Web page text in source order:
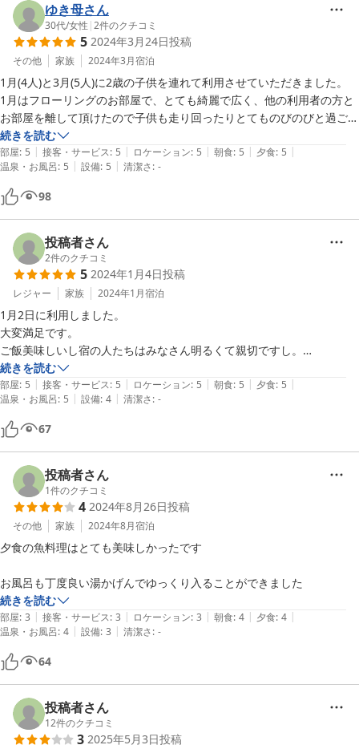
食事のことばかりになってしまいましたが、店先の植物や手作りの造形
物、おかみさんの絵も、滞在中楽しみました。おかみさんとご家族のお
気遣いもとても有り難く、気持ちのよい滞在でした。冷蔵庫も使わせて
いただきありがとうございます。
今回は1週間ほどの長期旅行で、関東から近畿まで横断しました。海沿
いもいくつか回りましたが、観光客向けのお値段と質の刺身や魚料理に
あたってしまうことが多く、、。観光地に大きなホテルが増えるとこう
と感じています。
ちょっと悲しくなっていたところ、最後がこちらの宿だったので自分も
家族も一気に上機嫌です。
おみやげわかめも買いました。こうゆうのも嬉しい！！
伊勢湾フェリーを使う時はまた絶対行きたいです。
ご飯だけでもおすすめ！次はめかぶ焼きたべてみたいな。
和室ということだったがコロナ対策で洋室にリフォームされててなかな
か奇抜な内装
寝るのは布団
ゲーミングチェア２脚あり
天井から貝殻のオブジェが垂れ下がってるがそこに埃が溜まりやすそう
なのは気になる
◯食事
魚はもちろん素材が新鮮
味付けを含め調理の腕が冴えてる
料理の量が多く白ご飯を食べない人続出
◯風呂
家族風呂貸切時間が１時間と長く広々した浴室
朝風呂が入れないのは残念
◯サービス
気さくなおばあちゃんや案内のお姉さんをはじめスタッフのみなさんが
親切で居心地が良い
◯設備・アメニティ
注意書きにあるようにバスタオルはないが必要十分
部屋に空気清浄機あり
廊下に共同冷凍冷蔵庫あり
あちこちに流木などのオブジェあり
ゆき母さん
30代/女性 |2件のクチコミ
5 2024年3月24日投稿
その他 家族 2024年3月宿泊
1月(4人)と3月(5人)に2歳の子供を連れて利用させていただきました。
1月はフローリングのお部屋で、とても綺麗で広く、他の利用者の方と
お部屋を離して頂けたので子供も走り回ったりとてものびのびと過ごさ
せていただきました。
今回はまた別のお部屋(和室)を用意していただき、たくさんの利用者の
方がいらっしゃいましたが奥の方のお部屋で配慮していただきとても嬉
しかったです。
お食事はとーっても豪華！！
食べきれず残してしまい申し訳ないです。
普段偏食の長男が美味しいと食べてました。
お母さんみたいに接してくれ、たくさん子供達のことを褒めていただ
続きを読む
部屋: 5 | 接客・サービス: 5 | ロケーション: 5 | 朝食: 5 | 夕食: 5 |
温泉・お風呂: 5 | 設備: 5 | 清潔さ: -
98
投稿者さん
2件のクチコミ
5 2024年1月4日投稿
レジャー 家族 2024年1月宿泊
1月2日に利用しました。
大変満足です。
ご飯美味しいし宿の人たちはみなさん明るくて親切ですし。
お客さんがいっぱいだったせいなのか、お風呂は部屋ごとの貸切ではあ
りませんでしたが、すごくきれいでいいお湯でした。
バスタオルがないのはちゃんと明記されているので必要な人は持参した
続きを読む
部屋: 5 | 接客・サービス: 5 | ロケーション: 5 | 朝食: 5 | 夕食: 5 |
温泉・お風呂: 5 | 設備: 4 | 清潔さ: -
67
投稿者さん
1件のクチコミ
4 2024年8月26日投稿
その他 家族 2024年8月宿泊
夕食の魚料理はとても美味しかったです
お風呂も丁度良い湯かげんでゆっくり入ることができました
続きを読む
部屋: 3 | 接客・サービス: 3 | ロケーション: 3 | 朝食: 4 | 夕食: 4 |
温泉・お風呂: 4 | 設備: 3 | 清潔さ: -
64
投稿者さん
12件のクチコミ
3 2025年5月3日投稿